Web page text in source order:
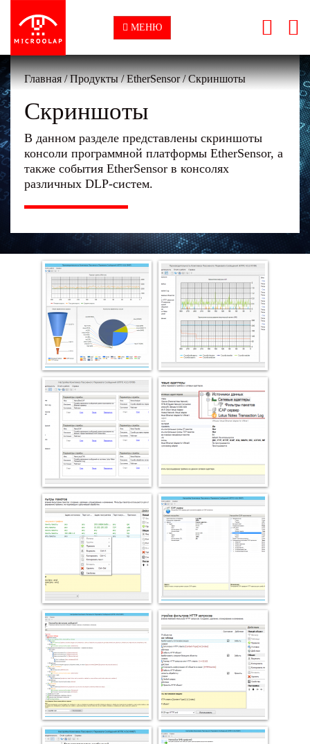
МЕНЮ
Главная /Продукты /EtherSensor /Скриншоты
Скриншоты
В данном разделе представлены скриншоты
консоли программной платформы EtherSensor, а
также события EtherSensor в консолях
различных DLP-систем.